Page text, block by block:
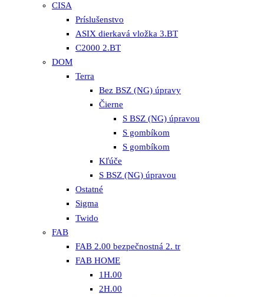
CISA
Príslušenstvo
ASIX dierkavá vložka 3.BT
C2000 2.BT
DOM
Terra
Bez BSZ (NG) úpravy
Čierne
S BSZ (NG) úpravou
S gombíkom
S gombíkom
Kľúče
S BSZ (NG) úpravou
Ostatné
Sigma
Twido
FAB
FAB 2.00 bezpečnostná 2. tr
FAB HOME
1H.00
2H.00